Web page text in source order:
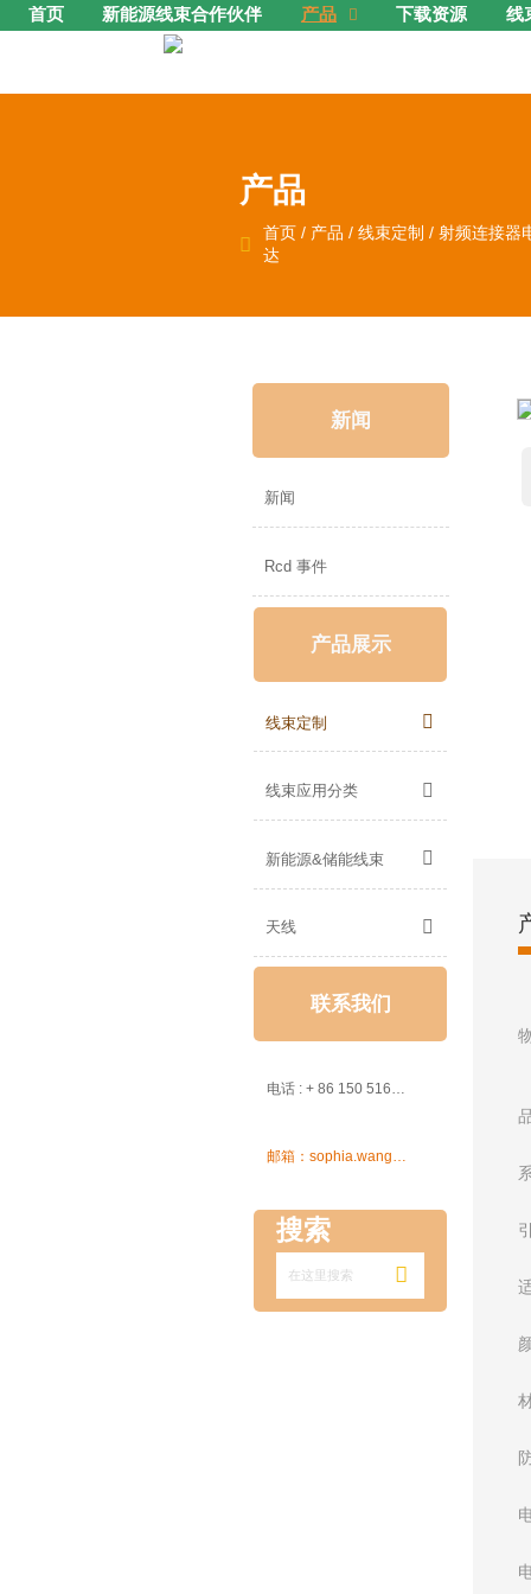
首页 新能源线束合作伙伴 产品  下载资源 线
产品

首页/ 产品 / 线束定制 / 射频连接器
达
新闻
新闻
Rcd 事件
产品展示
线束定制 
线束应用分类 
新能源&储能线束 
天线 
联系我们
电话 : + 86 150 5162 5639

搜索
